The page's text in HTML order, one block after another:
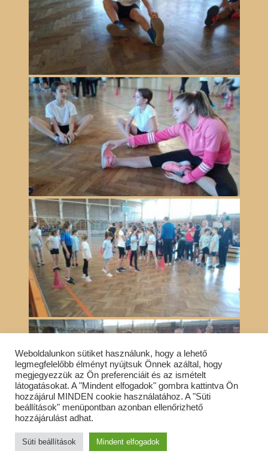
« ‹ of4 ›
Weboldalunkon sütiket használunk, hogy a lehető
legmegfelelőbb élményt nyújtsuk Önnek azáltal, hogy
megjegyezzük az Ön preferenciáit és az ismételt
látogatásokat. A "Mindent elfogadok" gombra kattintva Ön
hozzájárul MINDEN cookie használatához. A "Süti
beállítások" menüpontban azonban ellenőrizhető
hozzájárulást adhat.
Süti beállítások Mindent elfogadok